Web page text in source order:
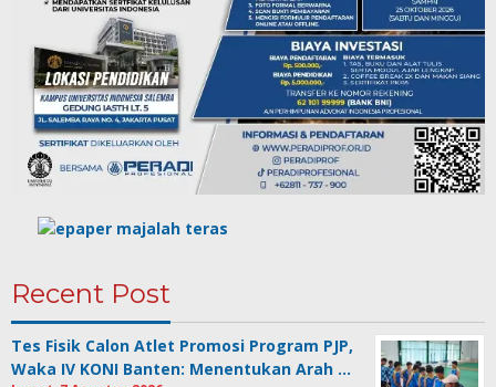
Recent Post
Tes Fisik Calon Atlet Promosi Program PJP,
Waka IV KONI Banten: Menentukan Arah …